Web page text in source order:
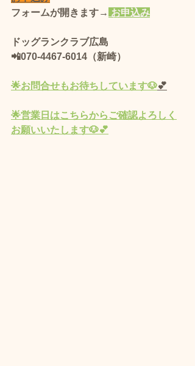
フォームが開きます→ お申込み
ドッグランクラブ広島
📲070-4467-6014（新崎）
🌟お問合せもお待ちしています🐶💕
🌟営業 日 はこちらからご確認よろしく
お願いいたします🐶💕